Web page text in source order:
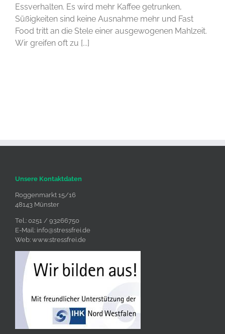
Essverhalten. Es wird mehr Kaffee getrunken,
Süßigkeiten sind keine Ausnahme mehr und Fast
Food tritt an die Stele einer ausgewogenen Mahlzeit.
Wir greifen oft zu [...]
Unsere Kontaktdaten
Roggenmarkt 15/16
48143 Münster
Tel.: 0251 / 93266750
E-Mail: info@stressfrei.de
Web: www.stressfrei.de